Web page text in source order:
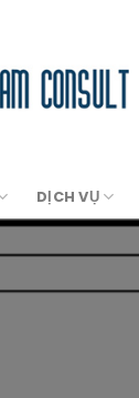
DỊCH VỤ